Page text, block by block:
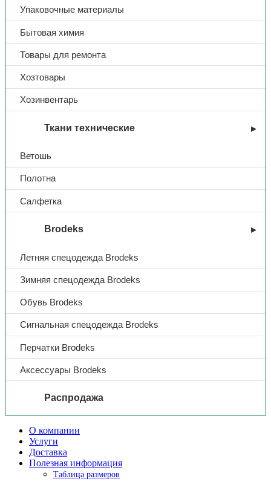
Упаковочные материалы
Бытовая химия
Товары для ремонта
Хозтовары
Хозинвентарь
Ткани технические
Ветошь
Полотна
Салфетка
Brodeks
Летняя спецодежда Brodeks
Зимняя спецодежда Brodeks
Обувь Brodeks
Сигнальная спецодежда Brodeks
Перчатки Brodeks
Аксессуары Brodeks
Распродажа
О компании
Услуги
Доставка
Полезная информация
Таблица размеров